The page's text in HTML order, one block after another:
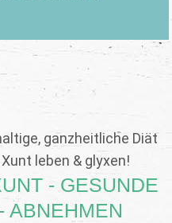
ganzheitliche Diät
leben & glyxen!
- GESUNDE
ABNEHMEN